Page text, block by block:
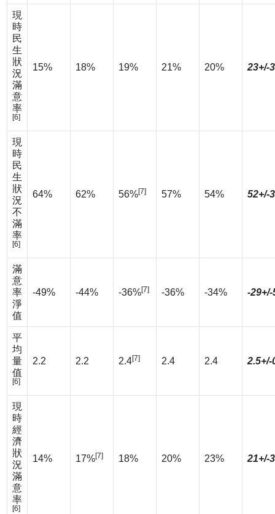
現
時
民
生
狀
況
滿
意
率
[6]
15% 18% 19% 21% 20% 23+/-
現
時
民
生
狀
況
不
滿
率
[6]
64% 62% 56%[7] 57% 54% 52+/-
滿
意
率
淨
值
-49% -44% -36%[7] -36% -34% -29+/-
平
均
量
值
[6]
2.2 2.2 2.4[7] 2.4 2.4 2.5+/-
現
時
經
濟
狀
況
滿
意
率
[6]
14% 17%[7] 18% 20% 23% 21+/-